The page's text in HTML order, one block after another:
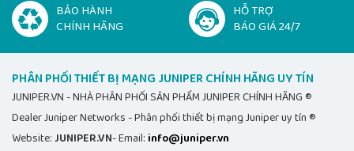
BẢO HÀNH
CHÍNH HÃNG
HỖ TRỢ
BÁO GIÁ 24/7
PHÂN PHỐI THIẾT BỊ MẠNG JUNIPER CHÍNH HÃNG UY TÍN
JUNIPER.VN - NHÀ PHÂN PHỐI SẢN PHẨM JUNIPER CHÍNH HÃNG ®
Dealer Juniper Networks - Phân phối thiết bị mạng Juniper uy tín ®
Website:JUNIPER.VN- Email: info@juniper.vn